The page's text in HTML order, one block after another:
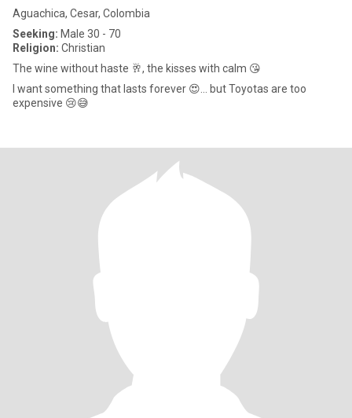
Aguachica, Cesar, Colombia
Seeking: Male 30 - 70
Religion: Christian
The wine without haste 🥂, the kisses with calm 😘
I want something that lasts forever 😍... but Toyotas are too
expensive 😢😅